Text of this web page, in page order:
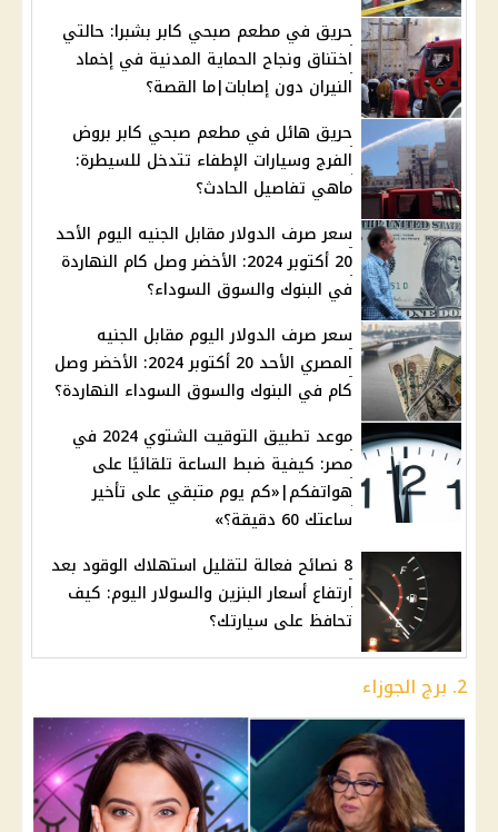
حريق في مطعم صبحي كابر بشبرا: حالتي
اختناق ونجاح الحماية المدنية في إخماد
النيران دون إصابات|ما القصة؟
حريق هائل في مطعم صبحي كابر بروض
الفرج وسيارات الإطفاء تتدخل للسيطرة:
ماهي تفاصيل الحادث؟
سعر صرف الدولار مقابل الجنيه اليوم الأحد
20 أكتوبر 2024: الأخضر وصل كام النهاردة
في البنوك والسوق السوداء؟
سعر صرف الدولار اليوم مقابل الجنيه
المصري الأحد 20 أكتوبر 2024: الأخضر وصل
كام في البنوك والسوق السوداء النهاردة؟
موعد تطبيق التوقيت الشتوي 2024 في
مصر: كيفية ضبط الساعة تلقائيًا على
هواتفكم|«كم يوم متبقي على تأخير
ساعتك 60 دقيقة؟»
8 نصائح فعالة لتقليل استهلاك الوقود بعد
ارتفاع أسعار البنزين والسولار اليوم: كيف
تحافظ على سيارتك؟
2. برج الجوزاء